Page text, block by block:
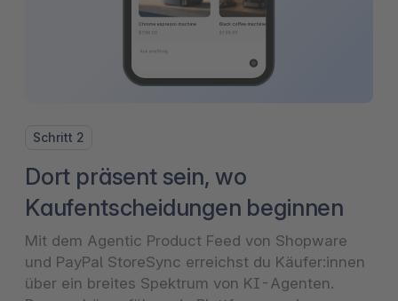
Schritt 2
Dort präsent sein, wo
Kaufentscheidungen beginnen
Mit dem Agentic Product Feed von Shopware
und PayPal StoreSync erreichst du Käufer:innen
über ein breites Spektrum von KI-Agenten.